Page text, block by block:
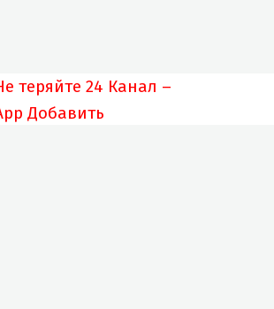
теряйте 24 Канал –
Добавить